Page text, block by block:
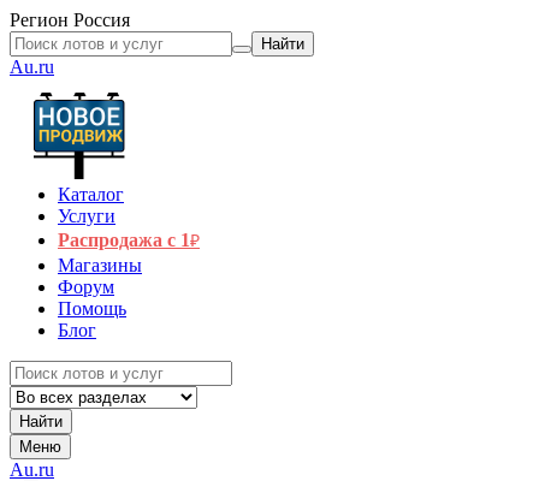
Регион Россия
Найти
Au.ru
Каталог
Услуги
Распродажа с 1₽
Магазины
Форум
Помощь
Блог
Найти
Меню
Au.ru